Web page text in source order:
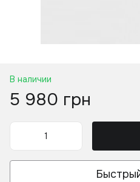
В наличии
5 980 грн